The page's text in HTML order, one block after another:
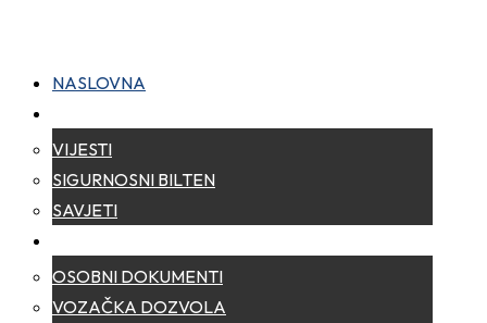
NASLOVNA
VIJESTI
SIGURNOSNI BILTEN
SAVJETI
OSOBNI DOKUMENTI
VOZAČKA DOZVOLA